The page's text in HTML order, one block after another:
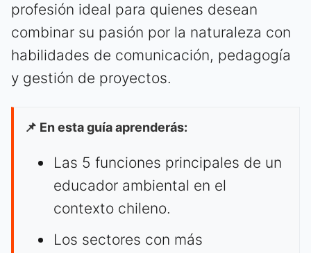
profesión ideal para quienes desean
combinar su pasión por la naturaleza con
habilidades de comunicación, pedagogía
y gestión de proyectos.
📌 En esta guía aprenderás:
Las 5 funciones principales de un
educador ambiental en el
contexto chileno.
Los sectores con más